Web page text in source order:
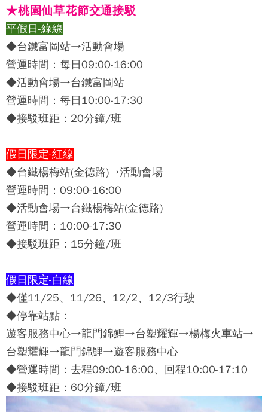
★桃園仙草花節交通接駁
平假日-綠線
◆台鐵富岡站→活動會場
營運時間：每日09:00-16:00
◆活動會場→台鐵富岡站
營運時間：每日10:00-17:30
◆接駁班距：20分鐘/班
假日限定-紅線
◆台鐵楊梅站(金德路)→活動會場
營運時間：09:00-16:00
◆活動會場→台鐵楊梅站(金德路)
營運時間：10:00-17:30
◆接駁班距：15分鐘/班
假日限定-白線
◆僅11/25、11/26、12/2、12/3行駛
◆停靠站點：
遊客服務中心→龍門錦鯉→台塑耀輝→楊梅火車站→
台塑耀輝→龍門錦鯉→遊客服務中心
◆營運時間：去程09:00-16:00、回程10:00-17:10
◆接駁班距：60分鐘/班